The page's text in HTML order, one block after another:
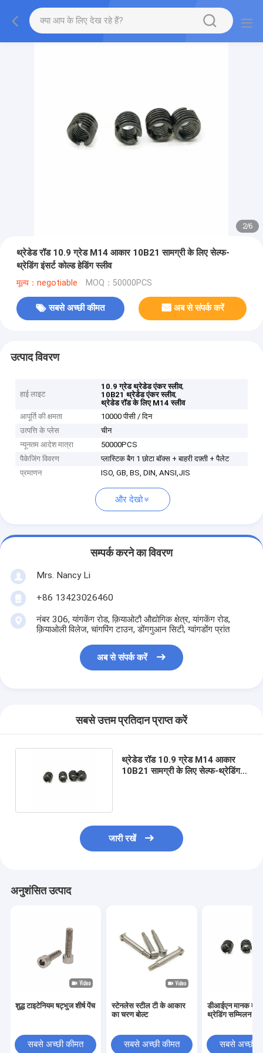
2/6
थ्रेडेड रॉड 10.9 ग्रेड M14 आकार 10B21 सामग्री के लिए सेल्फ-
थ्रेडिंग इंसर्ट कोल्ड हेडिंग स्लीव
मूल्य：negotiable MOQ：50000PCS
सबसे अच्छी कीमत अब से संपर्क करें
उत्पाद विवरण
हाई लाइट
10.9 ग्रेड थ्रेडेड एंकर स्लीव,
10B21 थ्रेडेड एंकर स्लीव,
थ्रेडेड रॉड के लिए M14 स्लीव
आपूर्ति की क्षमता
10000 पीसी / दिन
उत्पत्ति के प्लेस
चीन
न्यूनतम आदेश मात्रा
50000PCS
पैकेजिंग विवरण
प्लास्टिक बैग 1 छोटा बॉक्स + बाहरी दफ़्ती + पैलेट
प्रमाणन
ISO, GB, BS, DIN, ANSI,JIS
और देखो
सम्पर्क करने का विवरण
Mrs. Nancy Li
+86 13423026460
नंबर 306, यांगकेंग रोड, क़ियाओटौ औद्योगिक क्षेत्र, यांगकेंग रोड,
क़ियाओली विलेज, चांगपिंग टाउन, डोंगगुआन सिटी, ग्वांगडोंग प्रांत
अब से संपर्क करें
सबसे उत्तम प्रतिदान प्राप्त करें
थ्रेडेड रॉड 10.9 ग्रेड M14 आकार
10B21 सामग्री के लिए सेल्फ-थ्रेडिंग
जारी रखें
अनुशंसित उत्पाद
शुद्ध टाइटेनियम षट्भुज शीर्ष पेंच
सबसे अच्छी कीमत
स्टेनलेस स्टील टी के आकार
का चरण बोल्ट
सबसे अच्छी कीमत
डीआईएन मानक
थ्रेडिंग सम्मिलन
सबसे अच्छी